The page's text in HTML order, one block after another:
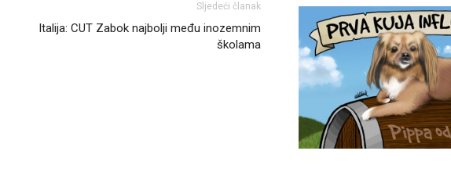
Sljedeći članak
Italija: CUT Zabok najbolji među inozemnim
školama